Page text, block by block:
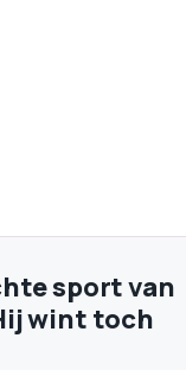
sport van
wint toch